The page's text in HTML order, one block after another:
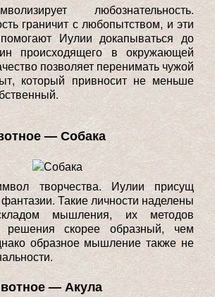
любознательность.
граничит с любопытством, и эти
Иулии докапываться до
происходящего в окружающей
позволяет перенимать чужой
который привносит не меньше
— Собака
творчества. Иулии присущ
Такие личности наделены
мышления, их методов
решения скорее образный, чем
образное мышление также не
— Акула